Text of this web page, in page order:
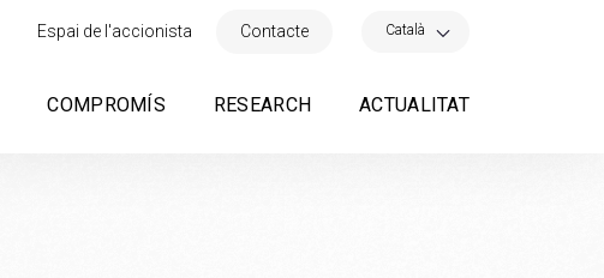
Espai de l'accionista Contacte Català
COMPROMÍS RESEARCH ACTUALITAT